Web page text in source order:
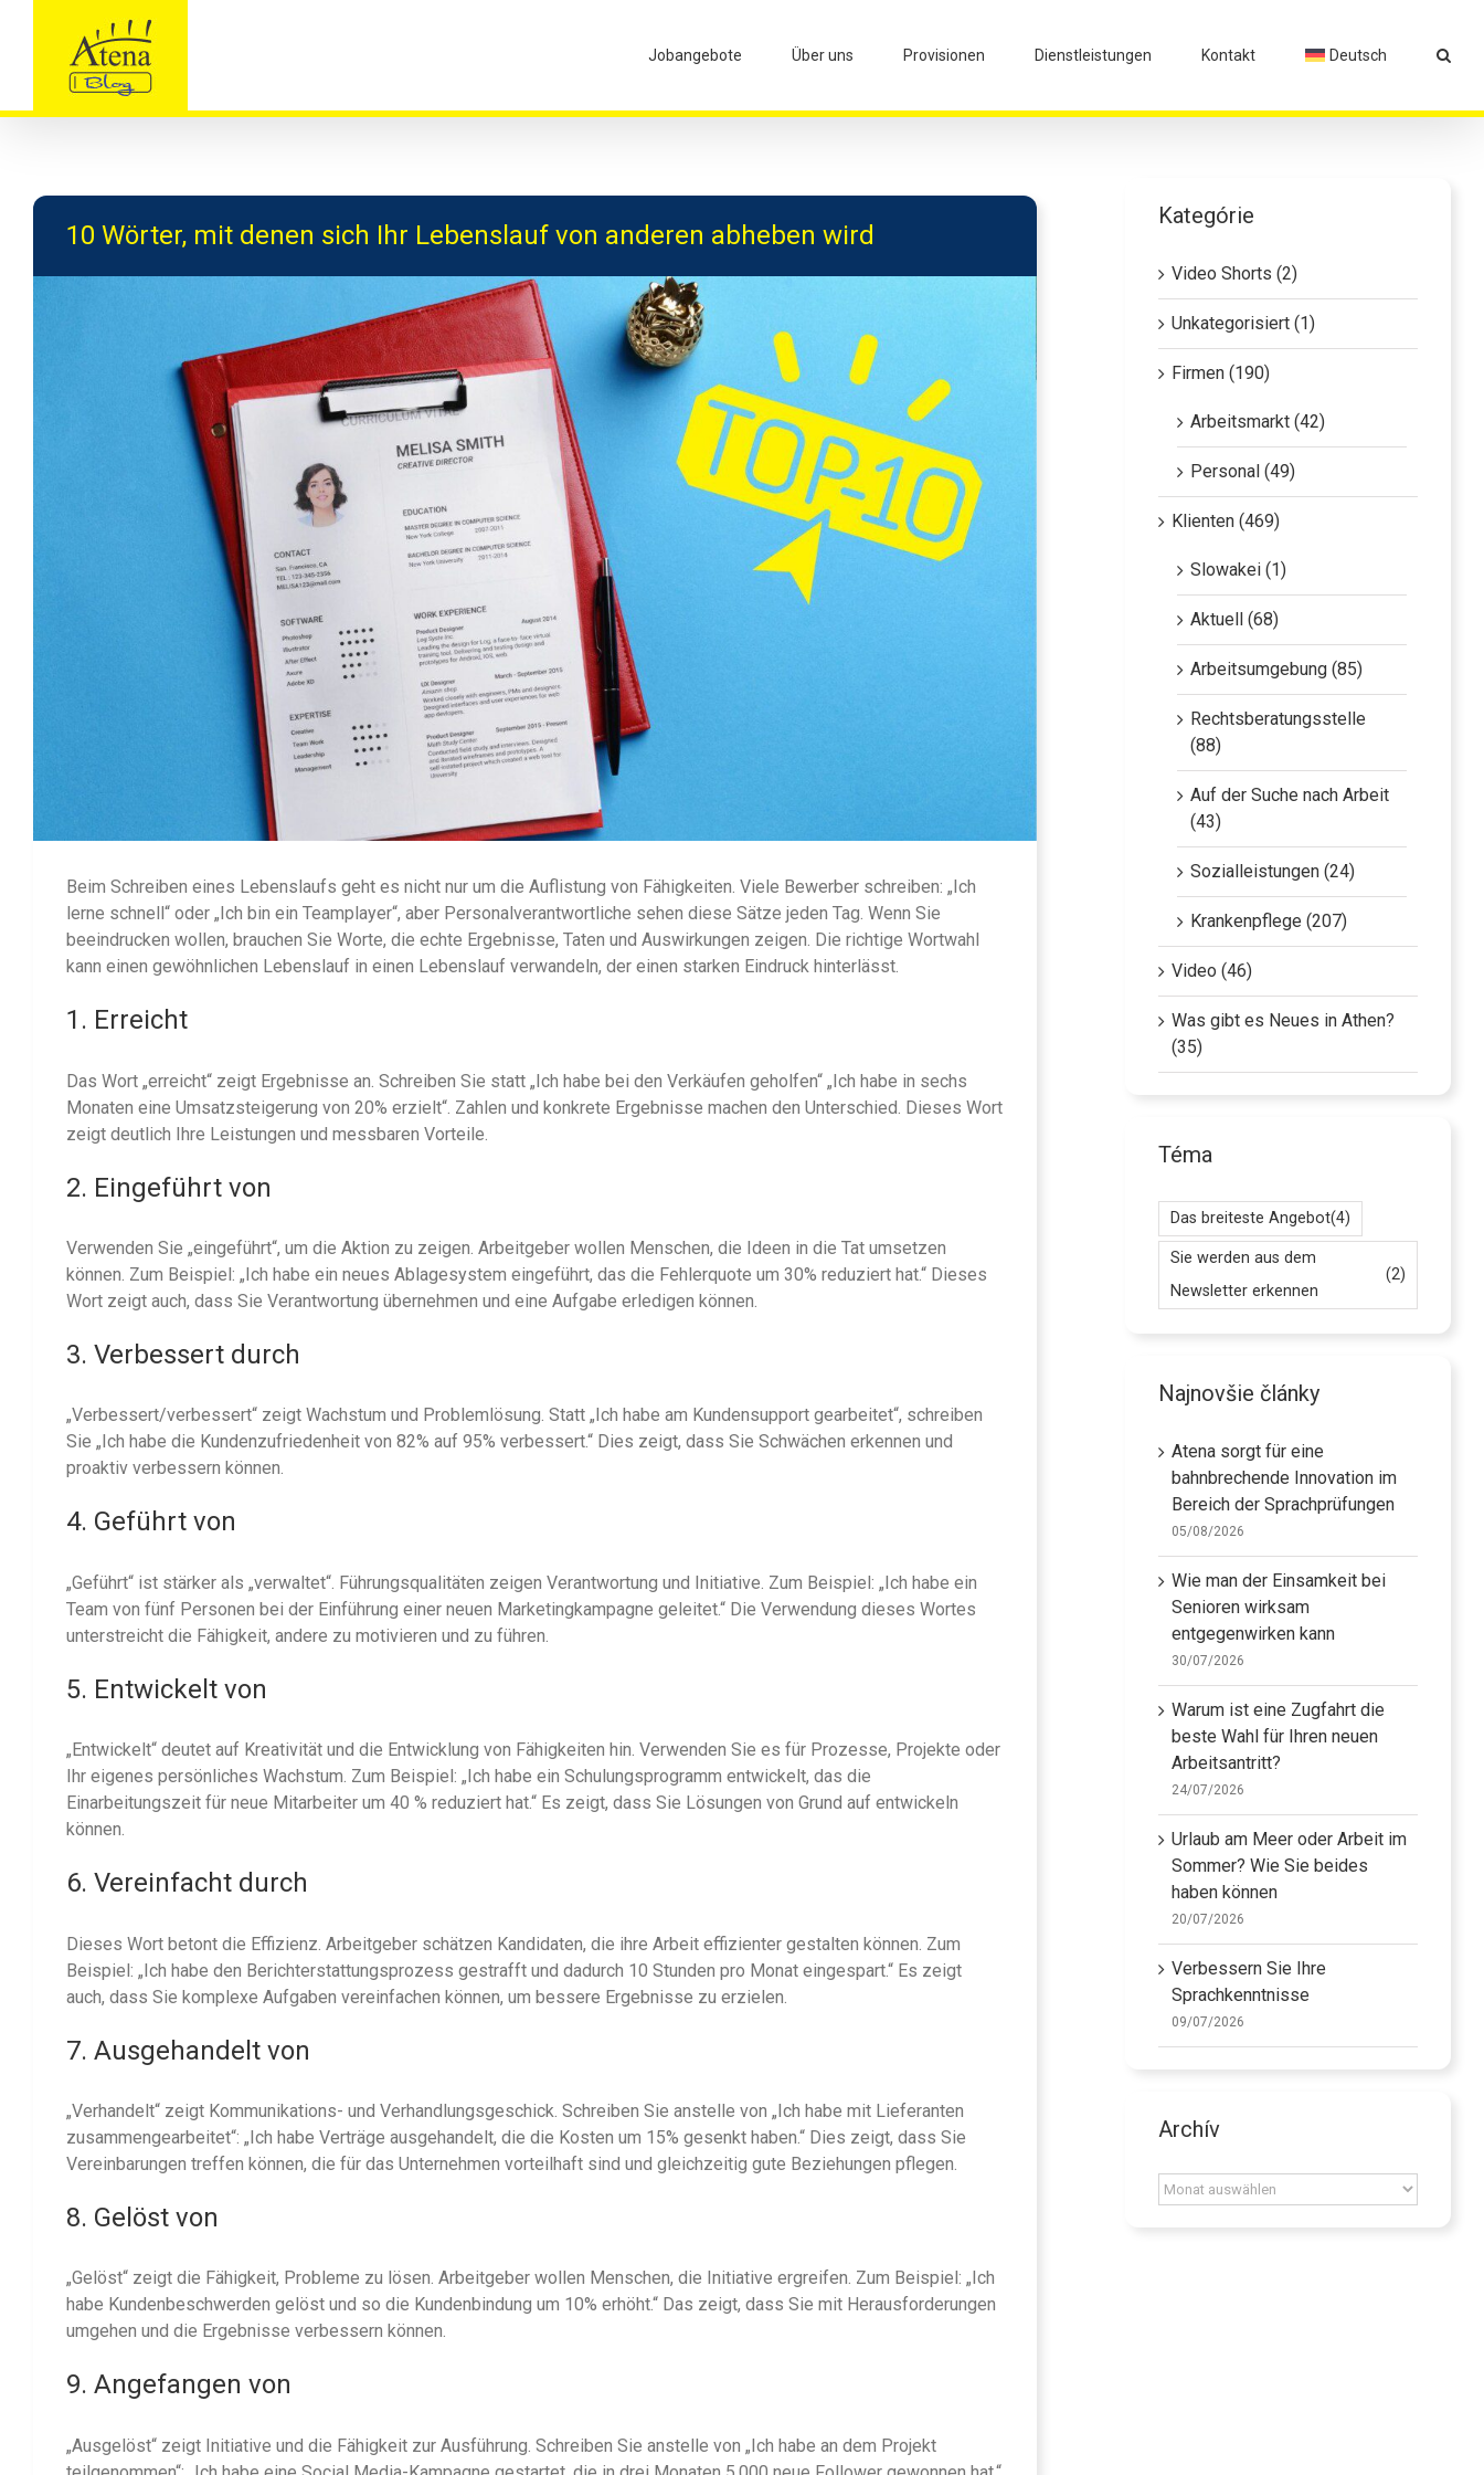
Jobangebote Über uns Provisionen Dienstleistungen Kontakt Deutsch
10 Wörter, mit denen sich Ihr Lebenslauf von anderen abheben wird
Beim Schreiben eines Lebenslaufs geht es nicht nur um die Auflistung von Fähigkeiten. Viele Bewerber schreiben: „Ich
lerne schnell“ oder „Ich bin ein Teamplayer“, aber Personalverantwortliche sehen diese Sätze jeden Tag. Wenn Sie
beeindrucken wollen, brauchen Sie Worte, die echte Ergebnisse, Taten und Auswirkungen zeigen. Die richtige Wortwahl
kann einen gewöhnlichen Lebenslauf in einen Lebenslauf verwandeln, der einen starken Eindruck hinterlässt.
1. Erreicht
Das Wort „erreicht“ zeigt Ergebnisse an. Schreiben Sie statt „Ich habe bei den Verkäufen geholfen“ „Ich habe in sechs
Monaten eine Umsatzsteigerung von 20% erzielt“. Zahlen und konkrete Ergebnisse machen den Unterschied. Dieses Wort
zeigt deutlich Ihre Leistungen und messbaren Vorteile.
2. Eingeführt von
Verwenden Sie „eingeführt“, um die Aktion zu zeigen. Arbeitgeber wollen Menschen, die Ideen in die Tat umsetzen
können. Zum Beispiel: „Ich habe ein neues Ablagesystem eingeführt, das die Fehlerquote um 30% reduziert hat.“ Dieses
Wort zeigt auch, dass Sie Verantwortung übernehmen und eine Aufgabe erledigen können.
3. Verbessert durch
„Verbessert/verbessert“ zeigt Wachstum und Problemlösung. Statt „Ich habe am Kundensupport gearbeitet“, schreiben
Sie „Ich habe die Kundenzufriedenheit von 82% auf 95% verbessert.“ Dies zeigt, dass Sie Schwächen erkennen und
proaktiv verbessern können.
4. Geführt von
„Geführt“ ist stärker als „verwaltet“. Führungsqualitäten zeigen Verantwortung und Initiative. Zum Beispiel: „Ich habe ein
Team von fünf Personen bei der Einführung einer neuen Marketingkampagne geleitet.“ Die Verwendung dieses Wortes
unterstreicht die Fähigkeit, andere zu motivieren und zu führen.
5. Entwickelt von
„Entwickelt“ deutet auf Kreativität und die Entwicklung von Fähigkeiten hin. Verwenden Sie es für Prozesse, Projekte oder
Ihr eigenes persönliches Wachstum. Zum Beispiel: „Ich habe ein Schulungsprogramm entwickelt, das die
Einarbeitungszeit für neue Mitarbeiter um 40 % reduziert hat.“ Es zeigt, dass Sie Lösungen von Grund auf entwickeln
können.
6. Vereinfacht durch
Dieses Wort betont die Effizienz. Arbeitgeber schätzen Kandidaten, die ihre Arbeit effizienter gestalten können. Zum
Beispiel: „Ich habe den Berichterstattungsprozess gestrafft und dadurch 10 Stunden pro Monat eingespart.“ Es zeigt
auch, dass Sie komplexe Aufgaben vereinfachen können, um bessere Ergebnisse zu erzielen.
7. Ausgehandelt von
„Verhandelt“ zeigt Kommunikations- und Verhandlungsgeschick. Schreiben Sie anstelle von „Ich habe mit Lieferanten
zusammengearbeitet“: „Ich habe Verträge ausgehandelt, die die Kosten um 15% gesenkt haben.“ Dies zeigt, dass Sie
Vereinbarungen treffen können, die für das Unternehmen vorteilhaft sind und gleichzeitig gute Beziehungen pflegen.
8. Gelöst von
„Gelöst“ zeigt die Fähigkeit, Probleme zu lösen. Arbeitgeber wollen Menschen, die Initiative ergreifen. Zum Beispiel: „Ich
habe Kundenbeschwerden gelöst und so die Kundenbindung um 10% erhöht.“ Das zeigt, dass Sie mit Herausforderungen
umgehen und die Ergebnisse verbessern können.
9. Angefangen von
„Ausgelöst“ zeigt Initiative und die Fähigkeit zur Ausführung. Schreiben Sie anstelle von „Ich habe an dem Projekt
Kategórie
Video Shorts (2)
Unkategorisiert (1)
Firmen (190)
Arbeitsmarkt (42)
Personal (49)
Klienten (469)
Slowakei (1)
Aktuell (68)
Arbeitsumgebung (85)
Rechtsberatungsstelle
(88)
Auf der Suche nach Arbeit
(43)
Sozialleistungen (24)
Krankenpflege (207)
Video (46)
Was gibt es Neues in Athen?
(35)
Téma
Das breiteste Angebot(4)
Sie werden aus dem
Newsletter erkennen
(2)
Najnovšie články
Atena sorgt für eine
bahnbrechende Innovation im
Bereich der Sprachprüfungen
05/08/2026
Wie man der Einsamkeit bei
Senioren wirksam
entgegenwirken kann
30/07/2026
Warum ist eine Zugfahrt die
beste Wahl für Ihren neuen
Arbeitsantritt?
24/07/2026
Urlaub am Meer oder Arbeit im
Sommer? Wie Sie beides
haben können
20/07/2026
Verbessern Sie Ihre
Sprachkenntnisse
09/07/2026
Archív
Archív